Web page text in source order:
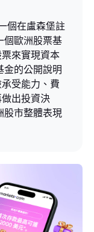
個在盧森堡註
個歐洲股票基
來實現資本
金的公開說明
受能力、費
出投資決
股市整體表現